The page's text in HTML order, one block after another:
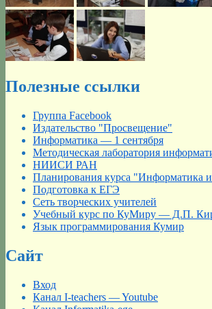
Полезные ссылки
Группа Facebook
Издательство "Просвещение"
Информатика — 1 сентября
Методическая лаборатория
НИИСИ РАН
Планирования курса "Информатика
Подготовка к ЕГЭ
Сеть творческих учителей
Учебный курс по КуМиру — Д.П.
Язык программирования Кумир
Сайт
Вход
Канал I-teachers — Youtube